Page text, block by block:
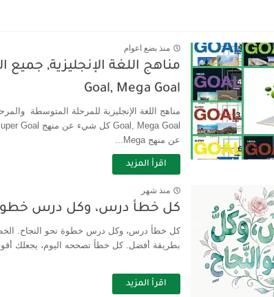
منذ بضع اعوام
Goal, Mega Goal
عن منهج Mega...
اقرأ المزيد
منذ شهر
كل خطأ درس، وكل درس خطوة
كل خطأ درس، وكل درس خطوة نحو النجاح.
بطريقة أفضل. كل خطأ تصححه اليوم، يجعلك
اقرأ المزيد